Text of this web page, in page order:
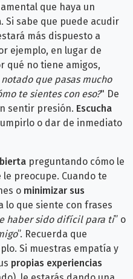
que haya un
. Si sabe que puede acudir
más dispuesto a
ejemplo, en lugar de
qué no tiene amigos,
notado que pasas mucho
te sientes con eso?" De
sentir presión. Escucha
o dar de inmediato
preguntando cómo le
preocupe. Cuando te
o minimizar sus
lo que siente con frases
haber sido difícil para ti” o
”. Recuerda que
Si muestras empatía y
propias experiencias